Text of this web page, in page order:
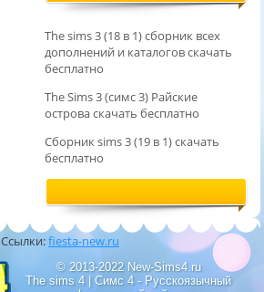
The sims 3 (18 в 1) сборник всех
дополнений и каталогов скачать
бесплатно
The Sims 3 (симс 3) Райские
острова скачать бесплатно
Сборник sims 3 (19 в 1) скачать
бесплатно
© 2013-2022 New-Sims4.ru
The sims 4 | Симс 4 - Русскоязычный
Ссылки:fiesta-new.ru